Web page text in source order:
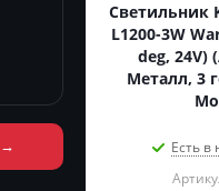
→
Светильник
L1200-3W
deg, 24V)
Металл, 3
Есть в